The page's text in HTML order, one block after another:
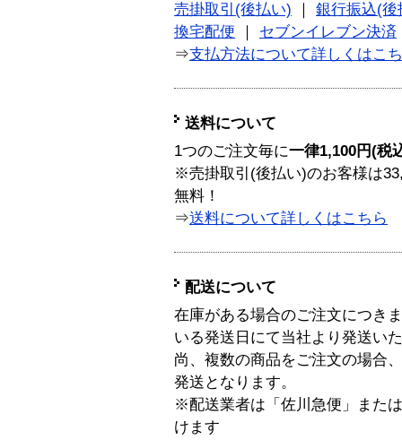
売掛取引(後払い)
銀行振込(後
換宅配便
セブンイレブン決済
⇒支払方法について詳しくはこ
送料について
1つのご注文毎に一律1,100円(税
※売掛取引(後払い)のお客様は
無料！
⇒送料について詳しくはこちら
配送について
在庫がある場合のご注文につき
いる発送日にて当社より発送い
尚、複数の商品をご注文の場合
発送となります。
※配送業者は「佐川急便」また
けます